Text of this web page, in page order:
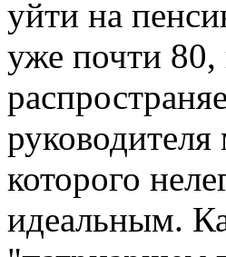
уйти на
уже почти 80,
которого
идеальным.